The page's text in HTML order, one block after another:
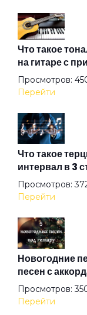
Взгляд
Вот же это слово
Вот и тень моя...
Вот и я не иду
Все вокруг
Всё остальное
Что такое
на гитаре с
Просмотров:
Перейти
Что такое
интервал в 3
Просмотров:
Перейти
Новогодние
песен с
Просмотров:
Перейти